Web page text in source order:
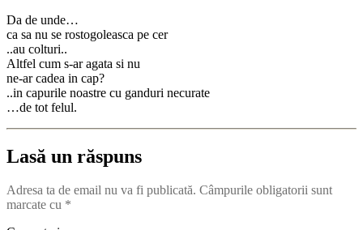
Da de unde…
ca sa nu se rostogoleasca pe cer
..au colturi..
Altfel cum s-ar agata si nu
ne-ar cadea in cap?
..in capurile noastre cu ganduri necurate
…de tot felul.
Lasă un răspuns
Adresa ta de email nu va fi publicată. Câmpurile obligatorii sunt
marcate cu *